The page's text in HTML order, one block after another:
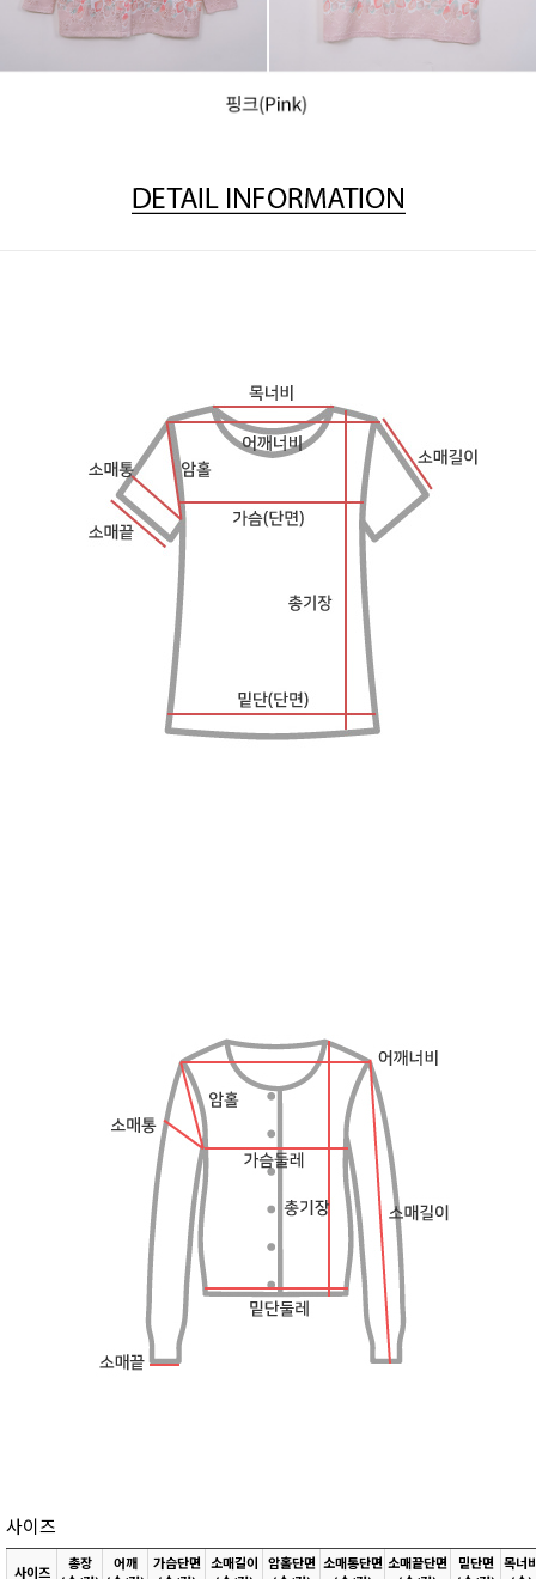
사이즈
사이즈
총장
어깨
가슴단면 소매길이 암홀단면 소매통단면 소매끝단면
밑단면 목너